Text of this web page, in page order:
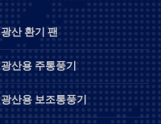
광산 환기 팬
광산용 주통풍기
광산용 보조통풍기